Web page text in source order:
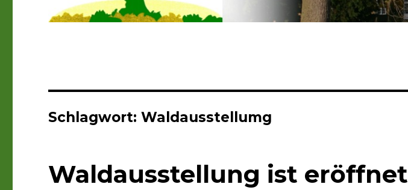
Schlagwort:Waldausstellumg
Waldausstellung ist eröffnet